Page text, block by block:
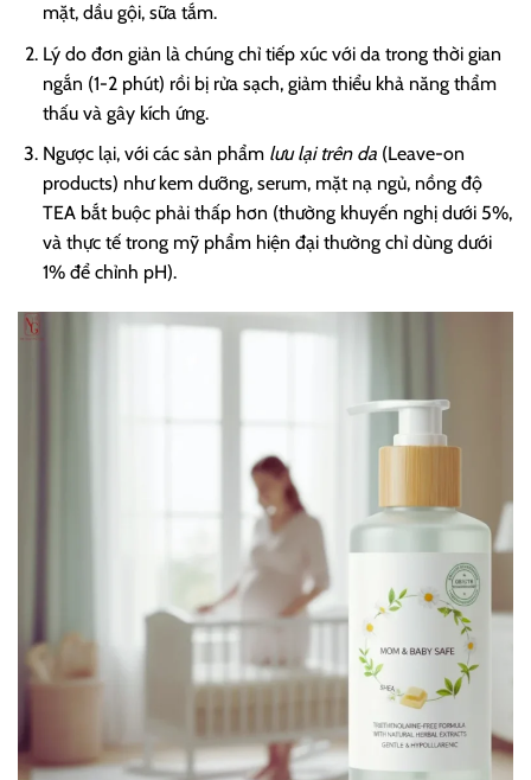
mặt, dầu gội, sữa tắm.
Lý do đơn giản là chúng chỉ tiếp xúc với da trong thời gian
ngắn (1-2 phút) rồi bị rửa sạch, giảm thiểu khả năng thẩm
thấu và gây kích ứng.
Ngược lại, với các sản phẩm lưu lại trên da(Leave-on
products) như kem dưỡng, serum, mặt nạ ngủ, nồng độ
TEA bắt buộc phải thấp hơn (thường khuyến nghị dưới 5%,
và thực tế trong mỹ phẩm hiện đại thường chỉ dùng dưới
1% để chỉnh pH).